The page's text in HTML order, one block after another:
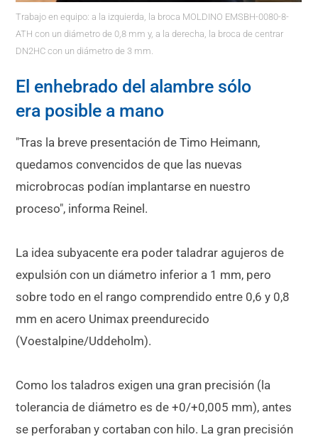
Trabajo en equipo: a la izquierda, la broca MOLDINO EMSBH-0080-8-
ATH con un diámetro de 0,8 mm y, a la derecha, la broca de centrar
DN2HC con un diámetro de 3 mm.
El enhebrado del alambre sólo
era posible a mano
"Tras la breve presentación de Timo Heimann,
quedamos convencidos de que las nuevas
microbrocas podían implantarse en nuestro
proceso", informa Reinel.
La idea subyacente era poder taladrar agujeros de
expulsión con un diámetro inferior a 1 mm, pero
sobre todo en el rango comprendido entre 0,6 y 0,8
mm en acero Unimax preendurecido
(Voestalpine/Uddeholm).
Como los taladros exigen una gran precisión (la
tolerancia de diámetro es de +0/+0,005 mm), antes
se perforaban y cortaban con hilo. La gran precisión